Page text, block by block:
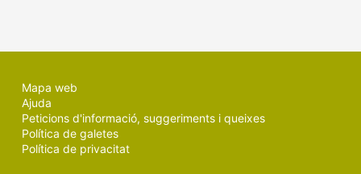
Mapa web
Ajuda
Peticions d'informació, suggeriments i queixes
Política de galetes
Política de privacitat